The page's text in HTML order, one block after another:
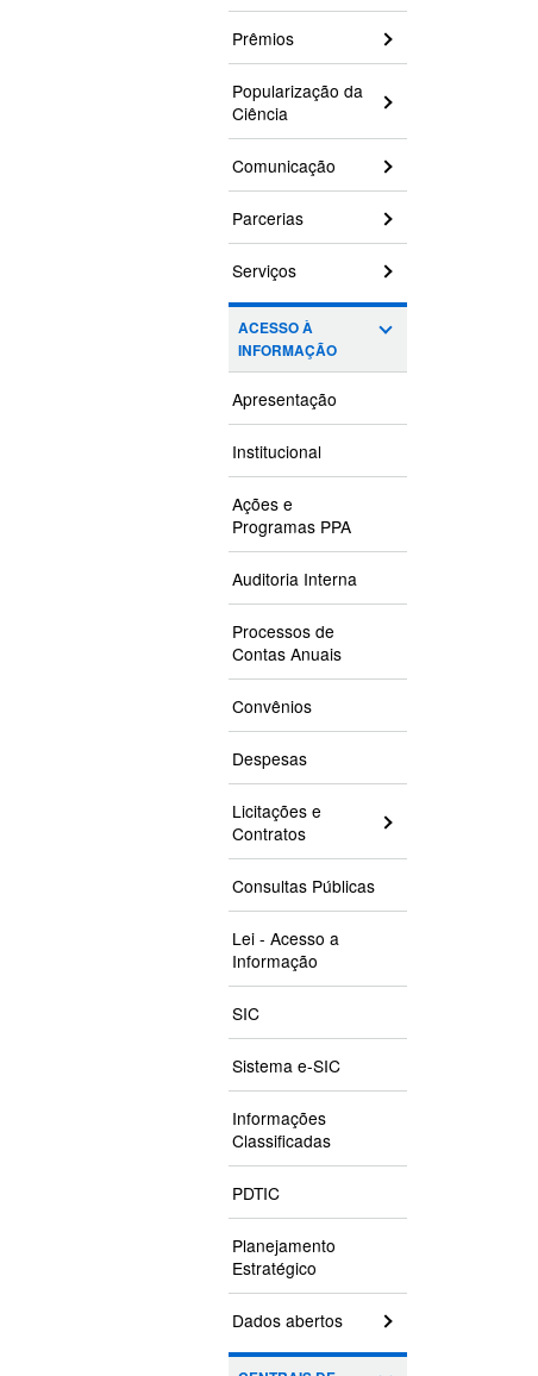
Prêmios
Popularização da
Ciência
Comunicação
Parcerias
Serviços
ACESSO À
INFORMAÇÃO
Apresentação
Institucional
Ações e
Programas PPA
Auditoria Interna
Processos de
Contas Anuais
Convênios
Despesas
Licitações e
Contratos
Consultas Públicas
Lei - Acesso a
Informação
SIC
Sistema e-SIC
Informações
Classificadas
PDTIC
Planejamento
Estratégico
Dados abertos